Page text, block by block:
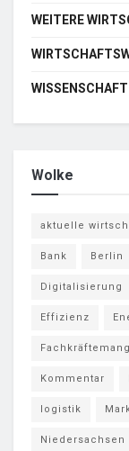
WEITERE
WISSENSCHAFT
Wolke
aktuelle
Bank Berlin
Digitalisierung
Effizienz
Kommentar
logistik
Niedersachsen